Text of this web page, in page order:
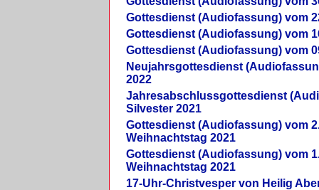
Gottesdienst (Audiofassung) vom
Gottesdienst (Audiofassung) vom
Gottesdienst (Audiofassung) vom
Neujahrsgottesdienst
2022
Jahresabschlussgottesdienst
Silvester 2021
Gottesdienst (Audiofassung) vom
Weihnachtstag 2021
Gottesdienst (Audiofassung) vom
Weihnachtstag 2021
17-Uhr-Christvesper von Heilig